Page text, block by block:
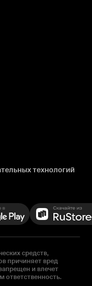
технологий
средств,
причиняет вред
и влечет
ответственность.